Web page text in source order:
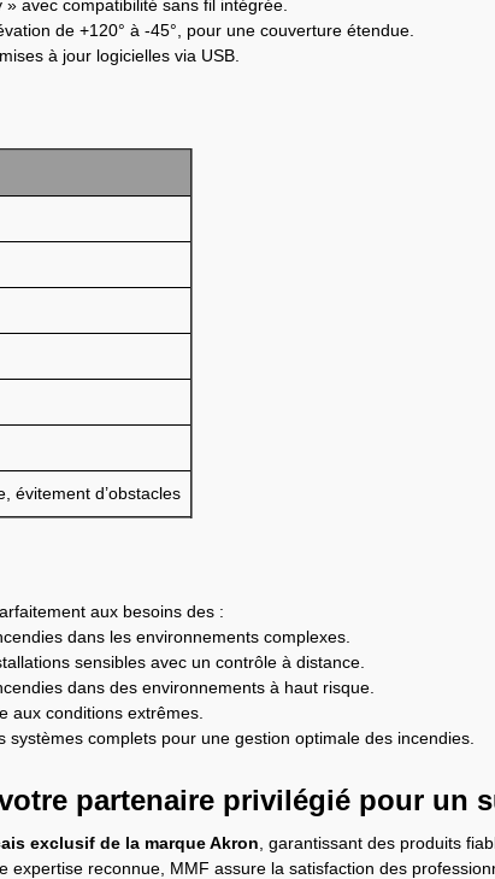
avec compatibilité sans fil intégrée.
de +120° à -45°, pour une couverture étendue.
à jour logicielles via USB.
évitement d’obstacles
aux besoins des :
dans les environnements complexes.
sensibles avec un contrôle à distance.
dans des environnements à haut risque.
aux conditions extrêmes.
systèmes complets pour une gestion optimale des incendies.
partenaire privilégié pour un
exclusif de la marque Akron , garantissant des produits
reconnue, MMF assure la satisfaction des